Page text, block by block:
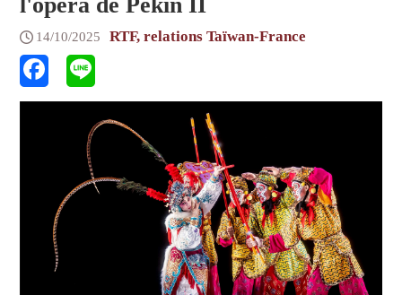
14/10/2025 RTF, relations Taïwan-France